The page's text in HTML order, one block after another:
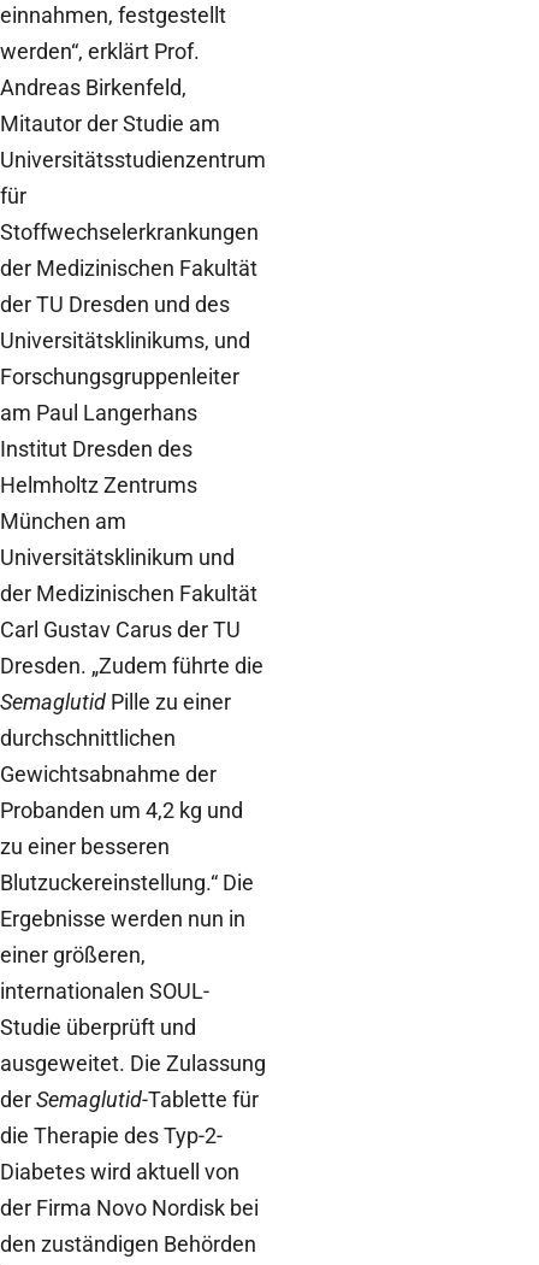
einnahmen, festgestellt
werden“, erklärt Prof.
Andreas Birkenfeld,
Mitautor der Studie am
Universitätsstudienzentrum
für
Stoffwechselerkrankungen
der Medizinischen Fakultät
der TU Dresden und des
Universitätsklinikums, und
Forschungsgruppenleiter
am Paul Langerhans
Institut Dresden des
Helmholtz Zentrums
München am
Universitätsklinikum und
der Medizinischen Fakultät
Carl Gustav Carus der TU
Dresden. „Zudem führte die
Semaglutid Pille zu einer
durchschnittlichen
Gewichtsabnahme der
Probanden um 4,2 kg und
zu einer besseren
Blutzuckereinstellung.“ Die
Ergebnisse werden nun in
einer größeren,
internationalen SOUL-
Studie überprüft und
ausgeweitet. Die Zulassung
derSemaglutid-Tablette für
die Therapie des Typ-2-
Diabetes wird aktuell von
der Firma Novo Nordisk bei
den zuständigen Behörden